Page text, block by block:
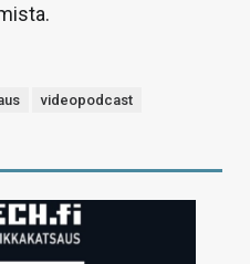
videopodcast